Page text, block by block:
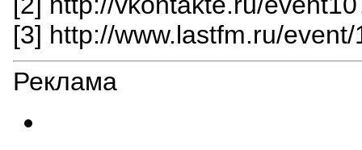
[3] http://www.lastfm.ru/
Реклама